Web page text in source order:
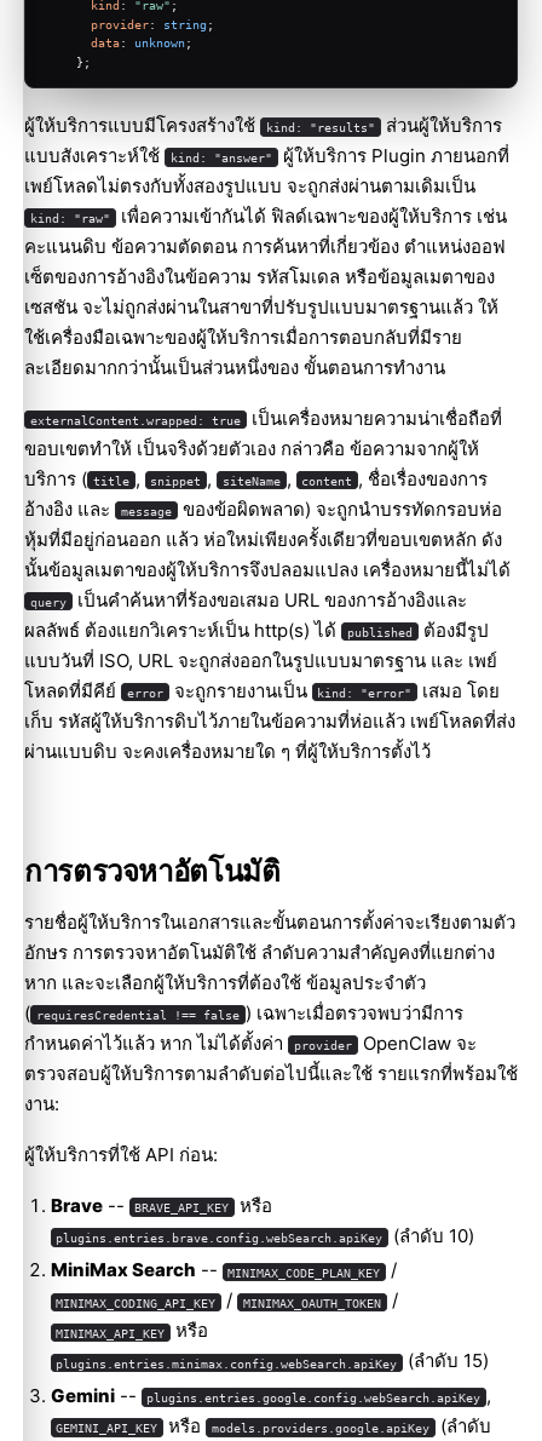
kind : "raw" ;
provider: string ;
data: unknown;
    };
ผู้ให้บริการแบบมีโครงสร้างใช้ kind: "results" ส่วนผู้ให้บริการ
แบบสังเคราะห์ใช้
kind: "answer" ผู้ให้บริการ Plugin ภายนอกที่
เพย์โหลดไม่ตรงกับทั้งสองรูปแบบ จะถูกส่งผ่านตามเดิมเป็น
kind: "raw" เพื่อความเข้ากันได้ ฟิลด์เฉพาะของผู้ให้บริการ เช่น
คะแนนดิบ ข้อความตัดตอน การค้นหาที่เกี่ยวข้อง ตำแหน่งออฟ
เซ็ตของการอ้างอิงในข้อความ รหัสโมเดล หรือข้อมูลเมตาของ
เซสชัน จะไม่ถูกส่งผ่านในสาขาที่ปรับรูปแบบมาตรฐานแล้ว ให้
ใช้เครื่องมือเฉพาะของผู้ให้บริการเมื่อการตอบกลับที่มีราย
ละเอียดมากกว่านั้นเป็นส่วนหนึ่งของ ขั้นตอนการทำงาน
externalContent.wrapped: true เป็นเครื่องหมายความน่าเชื่อถือที่
ขอบเขตทำให้ เป็นจริงด้วยตัวเอง กล่าวคือ ข้อความจากผู้ให้
บริการ ( title , snippet , siteName , content , ชื่อเรื่องของการ
อ้างอิง และ
message ของข้อผิดพลาด) จะถูกนำบรรทัดกรอบห่อ
หุ้มที่มีอยู่ก่อนออก แล้ว ห่อใหม่เพียงครั้งเดียวที่ขอบเขตหลัก ดัง
นั้นข้อมูลเมตาของผู้ให้บริการจึงปลอมแปลง เครื่องหมายนี้ไม่ได้
query เป็นคำค้นหาที่ร้องขอเสมอ URL ของการอ้างอิงและ
ผลลัพธ์ ต้องแยกวิเคราะห์เป็น http(s) ได้
published ต้องมีรูป
แบบวันที่ ISO, URL จะถูกส่งออกในรูปแบบมาตรฐาน และ เพย์
โหลดที่มีคีย์
error จะถูกรายงานเป็น kind: "error"
เสมอ โดย
เก็บ รหัสผู้ให้บริการดิบไว้ภายในข้อความที่ห่อแล้ว เพย์โหลดที่ส่ง
ผ่านแบบดิบ จะคงเครื่องหมายใด ๆ ที่ผู้ให้บริการตั้งไว้
การตรวจหาอัตโนมัติ
รายชื่อผู้ให้บริการในเอกสารและขั้นตอนการตั้งค่าจะเรียงตามตัว
อักษร การตรวจหาอัตโนมัติใช้ ลำดับความสำคัญคงที่แยกต่าง
หาก และจะเลือกผู้ให้บริการที่ต้องใช้ ข้อมูลประจำตัว
( requiresCredential !== false ) เฉพาะเมื่อตรวจพบว่ามีการ
กำหนดค่าไว้แล้ว หาก ไม่ได้ตั้งค่า
provider OpenClaw จะ
ตรวจสอบผู้ให้บริการตามลำดับต่อไปนี้และใช้ รายแรกที่พร้อมใช้
งาน:
ผู้ให้บริการที่ใช้ API ก่อน:
Brave-- BRAVE_API_KEY หรือ
plugins.entries.brave.config.webSearch.apiKey
(ลำดับ 10)
MiniMax Search -- MINIMAX_CODE_PLAN_KEY /
MINIMAX_CODING_API_KEY / MINIMAX_OAUTH_TOKEN /
MINIMAX_API_KEY หรือ
plugins.entries.minimax.config.webSearch.apiKey
(ลำดับ 15)
Gemini-- plugins.entries.google.config.webSearch.apiKey ,
GEMINI_API_KEY หรือ models.providers.google.apiKey (ลำดับ